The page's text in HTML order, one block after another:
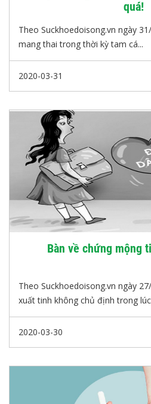
quá!
Theo Suckhoedoisong.vn ngày
mang thai trong thời kỳ tam cá...
2020-03-31
Bàn về chứng mộng
Theo Suckhoedoisong.vn ngày
xuất tinh không chủ định trong
2020-03-30